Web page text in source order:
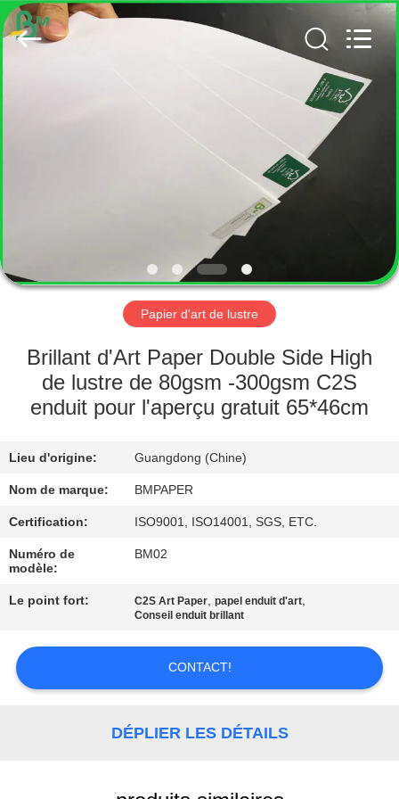
DE
NOUS
VISITE
D'USINE
DE
QUALITÉ
CONTACTEZ-
NOUS
CAS
GUANGZHOU
BMPAPER
CO.,
LTD..
Papier d'art de lustre
Brillant d'Art Paper Double Side High
de lustre de 80gsm -300gsm C2S
enduit pour l'aperçu gratuit 65*46cm
Lieu d'origine: Guangdong (Chine)
Nom de marque: BMPAPER
Certification: ISO9001, ISO14001, SGS, ETC.
Numéro de
modèle:
BM02
Le point fort: C2S Art Paper,papel enduit d'art,
Conseil enduit brillant
CONTACT!
DÉPLIER LES DÉTAILS